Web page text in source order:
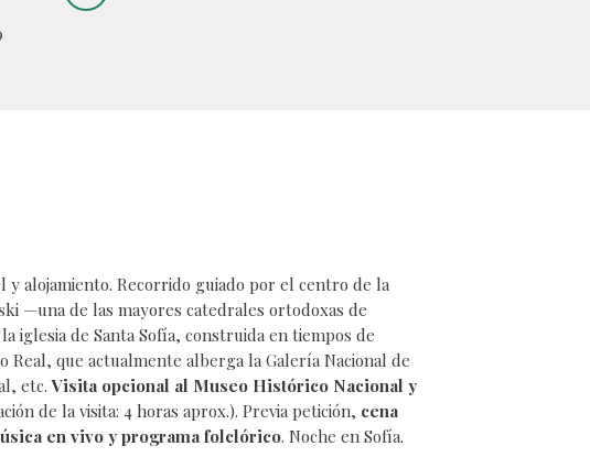
alojamiento. Recorrido guiado por el centro de la
—una de las mayores catedrales ortodoxas de
iglesia de Santa Sofía, construida en tiempos de
Real, que actualmente alberga la Galería Nacional de
etc.Visita opcional al Museo Histórico Nacional y
de la visita: 4 horas aprox.). Previa petición, cena
en vivo y programa folclórico. Noche en Sofía.